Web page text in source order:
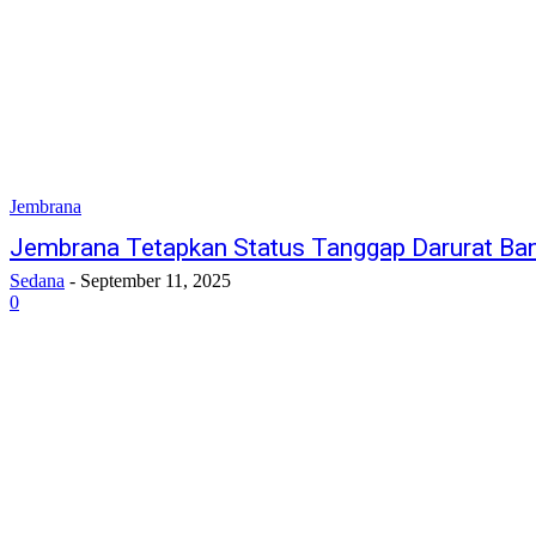
Jembrana
Jembrana Tetapkan Status Tanggap Darurat
Sedana - September 11, 2025
0